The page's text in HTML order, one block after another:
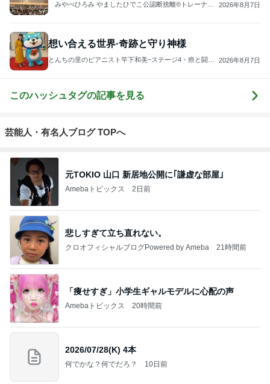
みやべひろみ やましたひでこ公認断捨離®トレーナ
2026年8月7日
想い合える世界·奇跡と守り神様
とんちの里のピアニスト竿下和美~ステージ4・癌と闘う
2026年8月7日
このハッシュタグの記事を見る
芸能人・有名人ブログ TOPへ
元TOKIO 山口 新居地公開に｢謙虚な部屋｣
Amebaトピックス 2日前
悲しすぎて立ち直れない。
クロオフィシャルブログPowered by Ameba 21時間前
「痩せすぎ」小学生ギャルモデルに心配の声
Amebaトピックス 20時間前
2026/07/28(K) 4本
何でかな？何でだろ？ 10日前